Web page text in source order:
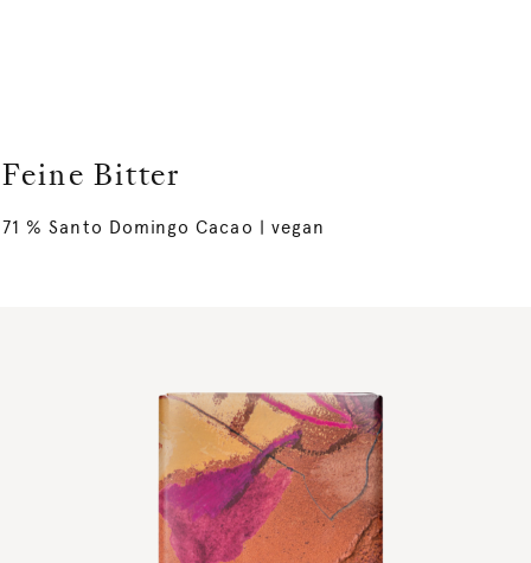
Feine Bitter
71 % Santo Domingo Cacao | vegan